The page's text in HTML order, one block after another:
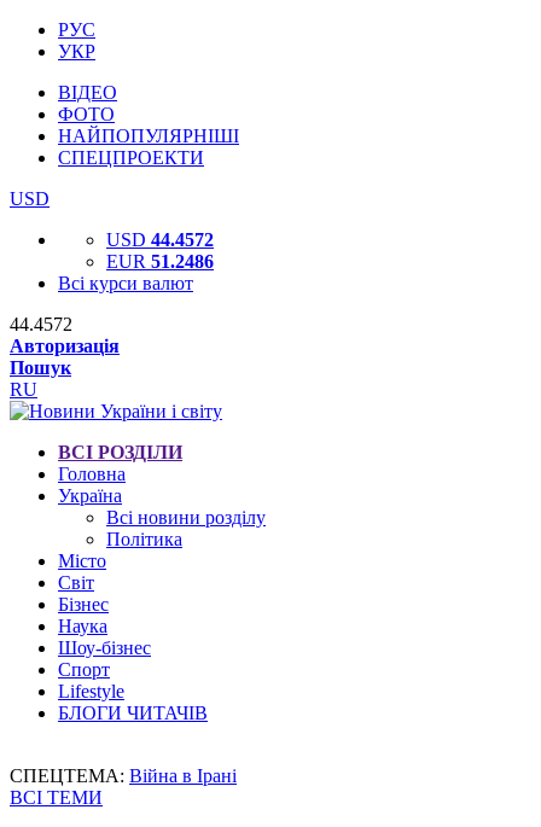
РУС
УКР
ВІДЕО
ФОТО
НАЙПОПУЛЯРНІШІ
СПЕЦПРОЕКТИ
USD
USD 44.4572
EUR 51.2486
Всі курси валют
44.4572
Авторизація
Пошук
RU
ВСІ РОЗДІЛИ
Головна
Україна
Всі новини розділу
Політика
Місто
Світ
Бізнес
Наука
Шоу-бізнес
Спорт
Lifestyle
БЛОГИ ЧИТАЧІВ
СПЕЦТЕМА: Війна в Ірані
ВСІ ТЕМИ